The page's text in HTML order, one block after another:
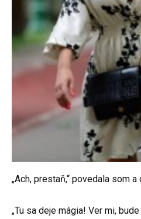
„Ach, prestaň,“ povedala som
„Tu sa deje mágia! Ver mi,